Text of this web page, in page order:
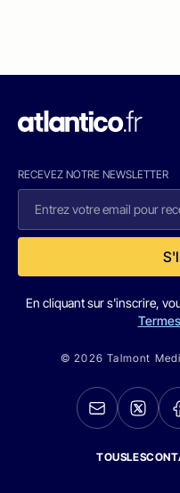
RECEVEZ NOTRE NEWSLETTER
En cliquant sur s'inscrire,
© 2026 Talmont